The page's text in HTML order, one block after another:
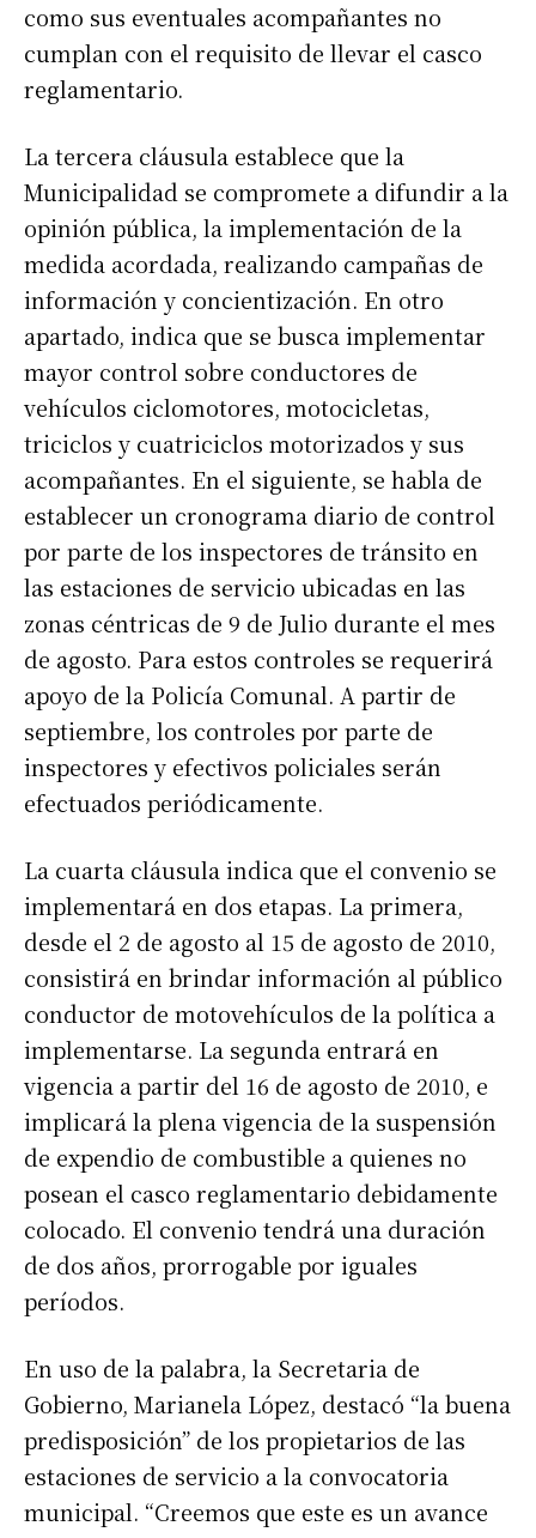
como sus eventuales acompañantes no
cumplan con el requisito de llevar el casco
reglamentario.
La tercera cláusula establece que la
Municipalidad se compromete a difundir a la
opinión pública, la implementación de la
medida acordada, realizando campañas de
información y concientización. En otro
apartado, indica que se busca implementar
mayor control sobre conductores de
vehículos ciclomotores, motocicletas,
triciclos y cuatriciclos motorizados y sus
acompañantes. En el siguiente, se habla de
establecer un cronograma diario de control
por parte de los inspectores de tránsito en
las estaciones de servicio ubicadas en las
zonas céntricas de 9 de Julio durante el mes
de agosto. Para estos controles se requerirá
apoyo de la Policía Comunal. A partir de
septiembre, los controles por parte de
inspectores y efectivos policiales serán
efectuados periódicamente.
La cuarta cláusula indica que el convenio se
implementará en dos etapas. La primera,
desde el 2 de agosto al 15 de agosto de 2010,
consistirá en brindar información al público
conductor de motovehículos de la política a
implementarse. La segunda entrará en
vigencia a partir del 16 de agosto de 2010, e
implicará la plena vigencia de la suspensión
de expendio de combustible a quienes no
posean el casco reglamentario debidamente
colocado. El convenio tendrá una duración
de dos años, prorrogable por iguales
períodos.
En uso de la palabra, la Secretaria de
Gobierno, Marianela López, destacó “la buena
predisposición” de los propietarios de las
estaciones de servicio a la convocatoria
municipal. “Creemos que este es un avance